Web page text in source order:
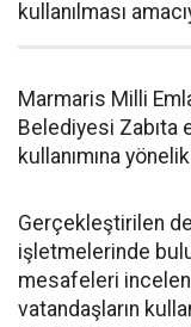
kullanılması
Marmaris Milli
Belediyesi Zabıta
kullanımına
Gerçekleştirilen
işletmelerinde
mesafeleri
vatandaşların